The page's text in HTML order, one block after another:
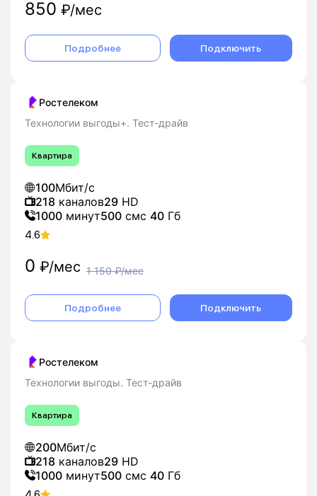
850 ₽/мес
Подробнее Подключить
Ростелеком
Технологии выгоды+. Тест-драйв
Квартира
100Мбит/с
218 каналов29 HD
1000 минут500 смс 40 Гб
4.6
0 ₽/мес 1 150₽/мес
Подробнее Подключить
Ростелеком
Технологии выгоды. Тест-драйв
Квартира
200Мбит/с
218 каналов29 HD
1000 минут500 смс 40 Гб